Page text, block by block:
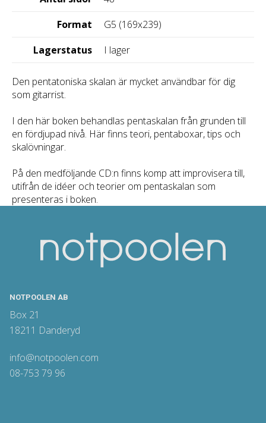
Format
G5 (169x239)
Lagerstatus
I lager
Den pentatoniska skalan är mycket användbar för dig
som gitarrist.
I den här boken behandlas pentaskalan från grunden till
en fördjupad nivå. Här finns teori, pentaboxar, tips och
skalövningar.
På den medföljande CD:n finns komp att improvisera till,
utifrån de idéer och teorier om pentaskalan som
presenteras i boken.
NOTPOOLEN AB
Box 21
18211 Danderyd
info@notpoolen.com
08-753 79 96